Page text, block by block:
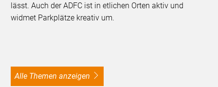
lässt. Auch der ADFC ist in etlichen Orten aktiv und
widmet Parkplätze kreativ um.
alle Themen anzeigen